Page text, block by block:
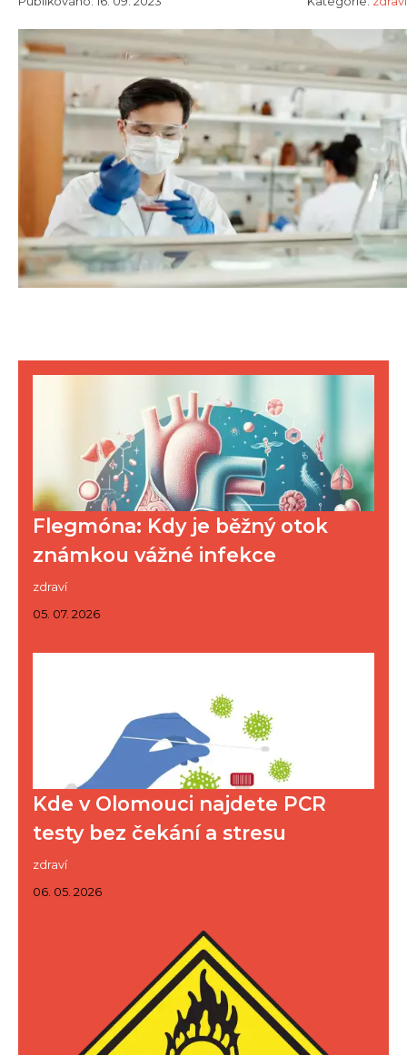
Flegmóna: Kdy je běžný otok
známkou vážné infekce
zdraví
05. 07. 2026
Kde v Olomouci najdete PCR
testy bez čekání a stresu
zdraví
06. 05. 2026